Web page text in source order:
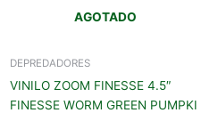
AGOTADO
DEPREDADORES
VINILO ZOOM FINESSE 4.5″
FINESSE WORM GREEN PUMPKI